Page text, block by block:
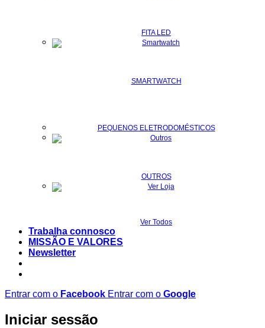
FITA LED
SMARTWATCH
PEQUENOS ELETRODOMÉSTICOS
OUTROS
Ver Todos
Trabalha connosco
MISSÃO E VALORES
Newsletter
Entrar com o Facebook Entrar com o Google
Iniciar sessão